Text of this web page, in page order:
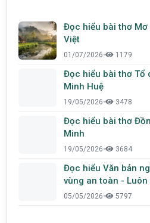
Đọc hiểu bài thơ Mơ
Việt
01/07/2026• 1179
Đọc hiểu bài thơ Tổ
Minh Huệ
19/05/2026• 3478
Đọc hiểu bài thơ
Minh
19/05/2026• 3684
Đọc hiểu Văn bản
vùng an toàn -
05/05/2026• 5797